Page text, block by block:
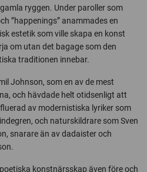
ryggen. Under paroller som
”happenings” anammades en
estetik som ville skapa en konst
om utan det bagage som den
traditionen innebar.
Johnson, som en av de mest
och hävdade helt otidsenligt att
av modernistiska lyriker som
och naturskildrare som Sven
snarare än av dadaister och
konstnärsskap även före och